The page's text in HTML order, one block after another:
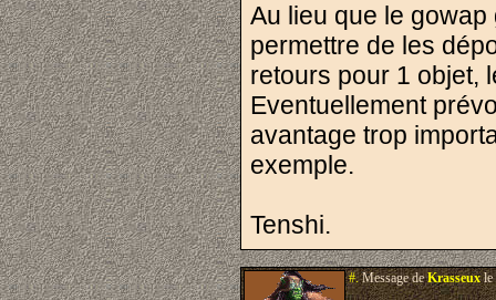
Au lieu que le
permettre de les
retours pour 1 objet,
Eventuellement
avantage trop
exemple.
Tenshi.
#.Message deKrasseuxle